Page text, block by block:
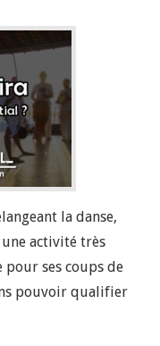
la danse,
une activité très
ses coups de
pouvoir qualifier